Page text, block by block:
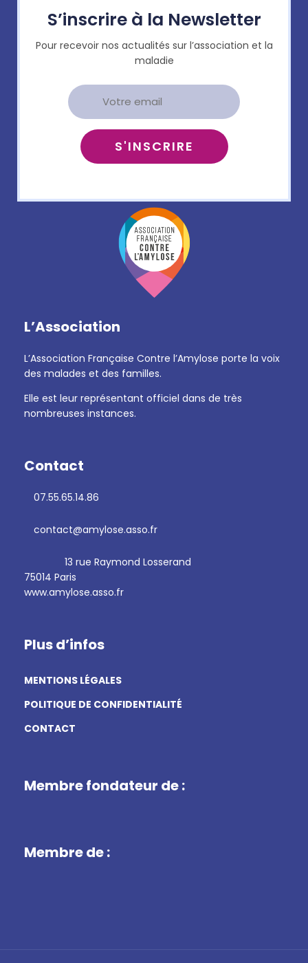
S’inscrire à la Newsletter
Pour recevoir nos actualités sur l’association et la
maladie
L’Association
L’Association Française Contre l’Amylose porte la voix
des malades et des familles.
Elle est leur représentant officiel dans de très
nombreuses instances.
Contact
07.55.65.14.86
contact@amylose.asso.fr
13 rue Raymond Losserand
75014 Paris
www.amylose.asso.fr
Plus d’infos
MENTIONS LÉGALES
POLITIQUE DE CONFIDENTIALITÉ
CONTACT
Membre fondateur de :
Membre de :